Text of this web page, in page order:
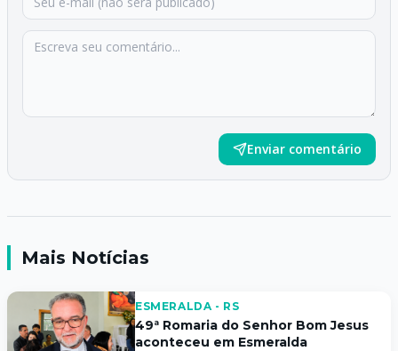
Enviar comentário
Mais Notícias
ESMERALDA - RS
49ª Romaria do Senhor Bom Jesus
aconteceu em Esmeralda